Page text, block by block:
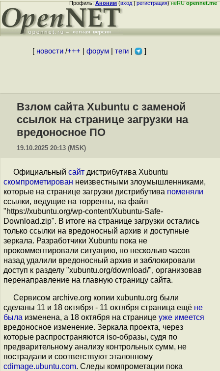
Профиль:Аноним(вход|регистрация)неRUopennet.me
[ новости/+++ форум| теги| ]
Взлом сайта Xubuntu с заменой
ссылок на странице загрузки на
вредоносное ПО
19.10.2025 20:13 (MSK)
Официальный сайт дистрибутива Xubuntu
скомпрометирован неизвестными злоумышленниками,
которые на странице загрузки дистрибутива поменяли
ссылки, ведущие на торренты, на файл
"https://xubuntu.org/wp-content/Xubuntu-Safe-
Download.zip". В итоге на странице загрузки остались
только ссылки на вредоносный архив и доступные
зеркала. Разработчики Xubuntu пока не
прокомментировали ситуацию, но несколько часов
назад удалили вредоносный архив и заблокировали
доступ к разделу "xubuntu.org/download/", организовав
перенаправление на главную страницу сайта.
Сервисом archive.org копии xubuntu.org были
сделаны 11 и 18 октября - 11 октября страница ещё не
была изменена, а 18 октября на странице уже имеется
вредоносное изменение. Зеркала проекта, через
которые распространяются iso-образы, судя по
предварительному анализу контрольных сумм, не
пострадали и соответствуют эталонному
cdimage.ubuntu.com. Следы компрометации пока